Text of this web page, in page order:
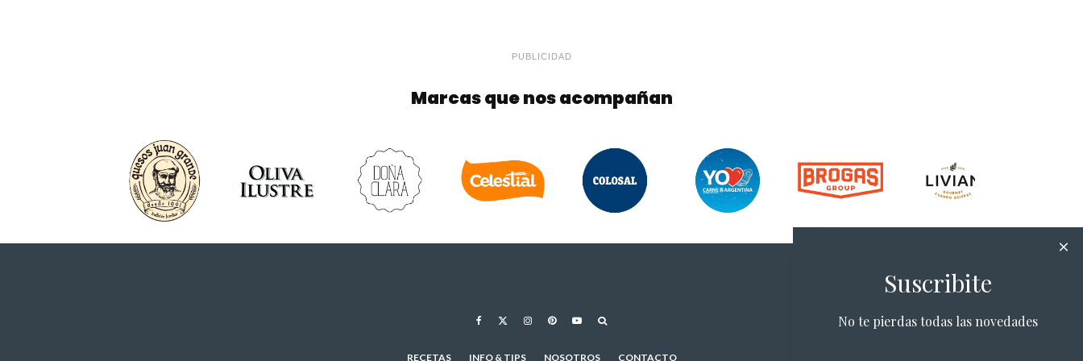
PUBLICIDAD
Marcas que nos acompañan
RECETAS INFO & TIPS NOSOTROS CONTACTO
Suscribite
No te pierdas todas las novedades